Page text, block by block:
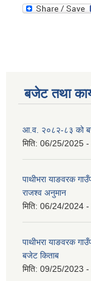
बजेट तथा
आ.व. २०८२-८३ को
मिति: 06/25/2025 -
पाथीभरा याङवरक
राजश्व अनुमान
मिति: 06/24/2024 -
पाथीभरा याङवरक
बजेट किताब
मिति: 09/25/2023 -